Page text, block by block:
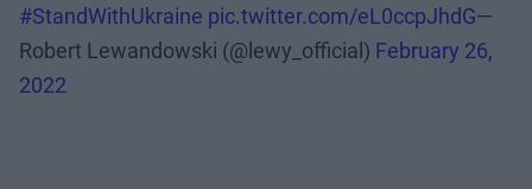
#StandWithUkraine pic.twitter.com/eL0ccpJhdG—
Robert Lewandowski (@lewy_official) February 26,
2022